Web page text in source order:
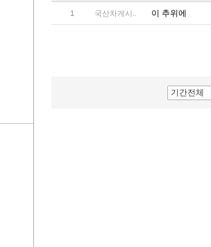
1 국산차게시.. 이 추위에
기간전체